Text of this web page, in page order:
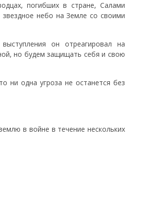
погибших в стране, Салами
звездное небо на Земле со своими
он отреагировал на
но будем защищать себя и свою
одна угроза не останется без
в войне в течение нескольких